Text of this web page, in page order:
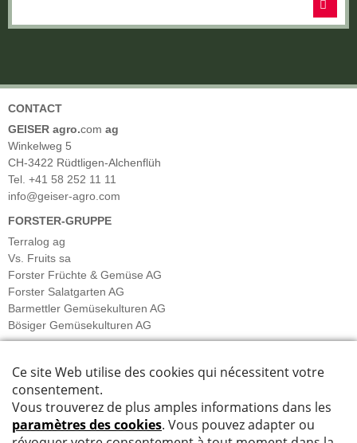
CONTACT
GEISER agro.com ag
Winkelweg 5
CH-3422 Rüdtligen-Alchenflüh
Tel. +41 58 252 11 11
info@geiser-agro.com
FORSTER-GRUPPE
Terralog ag
Vs. Fruits sa
Forster Früchte & Gemüse AG
Forster Salatgarten AG
Barmettler Gemüsekulturen AG
Bösiger Gemüsekulturen AG
Plan du site
Impressum
Data privacy
Désistement